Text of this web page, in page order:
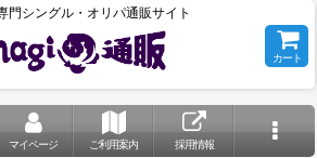
門シングル・オリパ通販サイト
カート
マイページ ご利用案内 採用情報